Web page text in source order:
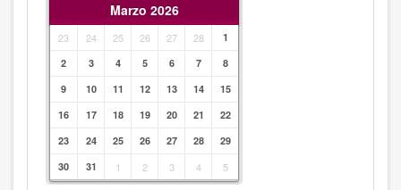
Marzo 2026
23 24 25 26 27 28
1
2
3 4 5 6 7
8
9
10 11 12 13 14
15
16
17 18 19 20 21
22
23
24 25 26 27 28
29
30
31 1 2 3 4 5